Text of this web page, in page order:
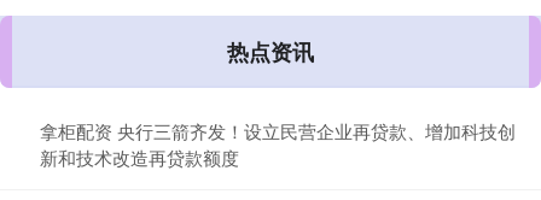
热点资讯
拿柜配资 央行三箭齐发！设立民营企业再贷款、增加科技创
新和技术改造再贷款额度